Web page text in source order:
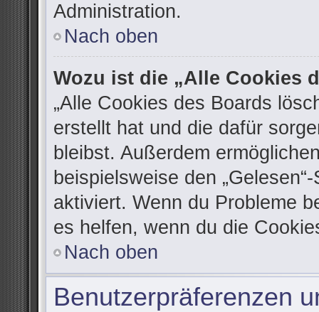
Administration.
Nach oben
Wozu ist die „Alle Cookies
„Alle Cookies des Boards
erstellt hat und die dafür
bleibst. Außerdem
beispielsweise den
aktiviert. Wenn du Probleme
es helfen, wenn du die
Nach oben
Benutzerpräferenzen